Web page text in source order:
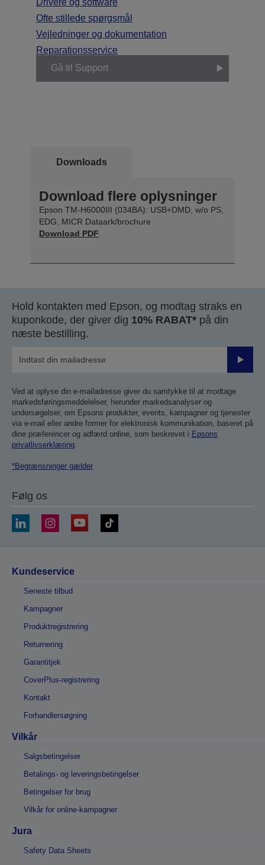
Drivere og software
Ofte stillede spørgsmål
Vejledninger og dokumentation
Reparationsservice
Gå til Support
Downloads
Download flere oplysninger
Epson TM-H6000III (034BA): USB+DMD, w/o PS,
EDG, MICR Dataark/brochure
Download PDF
Hold kontakten med Epson, og modtag straks en
kuponkode, der giver dig 10% RABAT* på din
næste bestilling.
Send
Ved at oplyse din e-mailadresse giver du samtykke til at modtage
markedsføringsmeddelelser, herunder markedsanalyser og
undersøgelser, om Epsons produkter, events, kampagner og tjenester
via e-mail eller andre former for elektronisk kommunikation, baseret på
dine præferencer og adfærd online, som beskrevet i Epsons
privatlivserklæring
*Begrænsninger gælder
Følg os
Kundeservice
Seneste tilbud
Kampagner
Produktregistrering
Returnering
Garantitjek
CoverPlus-registrering
Kontakt
Forhandlersøgning
Vilkår
Salgsbetingelser
Betalings- og leveringsbetingelser
Betingelser for brug
Vilkår for online-kampagner
Jura
Safety Data Sheets